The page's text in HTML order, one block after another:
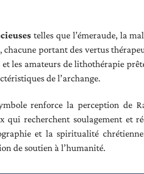
telles que l’émeraude, la
chacune portant des vertus
les amateurs de lithothérapie
de l’archange.
renforce la perception de
qui recherchent soulagement et
et la spiritualité
de soutien à l’humanité.